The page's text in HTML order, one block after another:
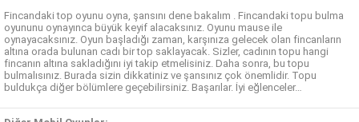
Fincandaki top oyunu oyna, şansını dene bakalım . Fincandaki topu bulma
oyununu oynayınca büyük keyif alacaksınız. Oyunu mause ile
oynayacaksınız. Oyun başladığı zaman, karşınıza gelecek olan fincanların
altına orada bulunan cadı bir top saklayacak. Sizler, cadının topu hangi
fincanın altına sakladığını iyi takip etmelisiniz. Daha sonra, bu topu
bulmalısınız. Burada sizin dikkatiniz ve şansınız çok önemlidir. Topu
buldukça diğer bölümlere geçebilirsiniz. Başarılar. İyi eğlenceler…